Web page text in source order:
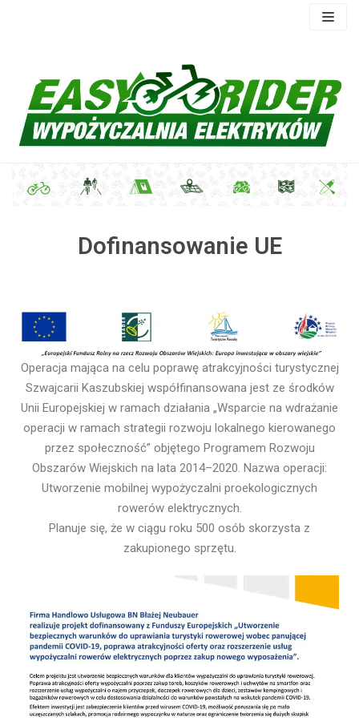
Dofinansowanie UE
Operacja mająca na celu poprawę atrakcyjności turystycznej
Szwajcarii Kaszubskiej współfinansowana jest ze środków
Unii Europejskiej w ramach działania „Wsparcie na wdrażanie
operacji w ramach strategii rozwoju lokalnego kierowanego
przez społeczność” objętego Programem Rozwoju
Obszarów Wiejskich na lata 2014–2020. Nazwa operacji:
Utworzenie mobilnej wypożyczalni proekologicznych
rowerów elektrycznych.
Planuje się, że w ciągu roku 500 osób skorzysta z
zakupionego sprzętu.